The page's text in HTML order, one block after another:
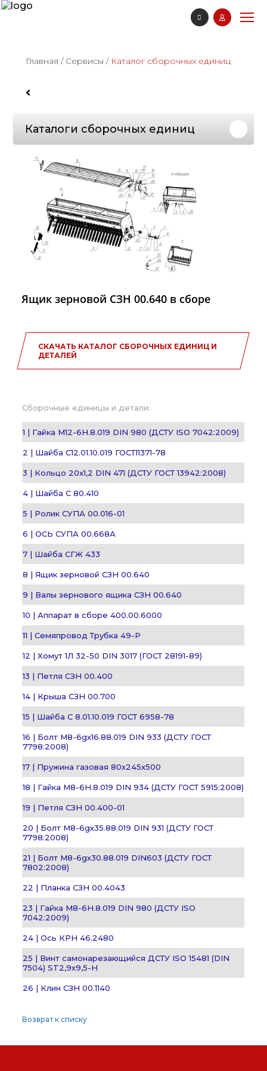
Главная / Сервисы / Каталог сборочных единиц
Каталоги сборочных единиц
Ящик зерновой СЗН 00.640 в сборе
СКАЧАТЬ КАТАЛОГ СБОРОЧНЫХ ЕДИНИЦ И
ДЕТАЛЕЙ
Сборочные единицы и детали:
1 | Гайка М12-6H.8.019 DIN 980 (ДСТУ ISO 7042:2009)
2 | Шайба С12.01.10.019 ГОСТ11371-78
3 | Кольцо 20х1,2 DIN 471 (ДСТУ ГОСТ 13942:2008)
4 | Шайба С 80.410
5 | Ролик СУПА 00.016-01
6 | ОСЬ СУПА 00.668А
7 | Шайба СГЖ 433
8 | Ящик зерновой СЗН 00.640
9 | Валы зернового ящика СЗН 00.640
10 | Аппарат в сборе 400.00.6000
11 | Семяпровод Трубка 49-Р
12 | Хомут 1Л 32-50 DIN 3017 (ГОСТ 28191-89)
13 | Петля СЗН 00.400
14 | Крыша СЗН 00.700
15 | Шайба C 8.01.10.019 ГОСТ 6958-78
16 | Болт М8-6gx16.88.019 DIN 933 (ДСТУ ГОСТ
7798:2008)
17 | Пружина газовая 80х245х500
18 | Гайка М8-6H.8.019 DIN 934 (ДСТУ ГОСТ 5915:2008)
19 | Петля СЗН 00.400-01
20 | Болт М8-6gх35.88.019 DIN 931 (ДСТУ ГОСТ
7798:2008)
21 | Болт М8-6gх30.88.019 DIN603 (ДСТУ ГОСТ
7802:2008)
22 | Планка СЗН 00.4043
23 | Гайка М8-6H.8.019 DIN 980 (ДСТУ ISO
7042:2009)
24 | Ось КРН 46.2480
25 | Винт самонарезающийся ДСТУ ISO 15481 (DIN
7504) ST2,9х9,5-H
26 | Клин СЗН 00.1140
Возврат к списку